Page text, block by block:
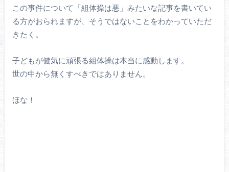
この事件について「組体操は悪」みたいな記事を書いてい
る方がおられますが、そうではないことをわかっていただ
きたく。
子どもが健気に頑張る組体操は本当に感動します。
世の中から無くすべきではありません。
ほな！